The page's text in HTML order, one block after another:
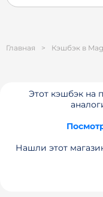
Главная > Кэшбэк в
Этот кэшбэк на
Нашли этот